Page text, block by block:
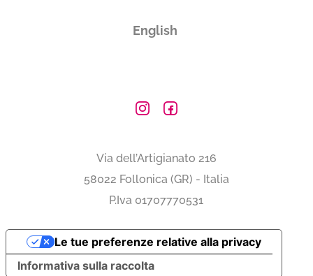
English
Via dell’Artigianato 216
58022 Follonica (GR) - Italia
P.Iva 01707770531
Informativa sulla raccolta
Le tue preferenze relative alla privacy